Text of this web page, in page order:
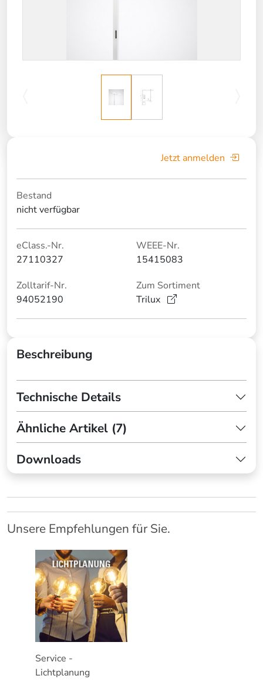
Jetzt anmelden
Bestand
nicht verfügbar
eClass.-Nr.
27110327
WEEE-Nr.
15415083
Zolltarif-Nr.
94052190
Zum Sortiment
Trilux
Beschreibung
Technische Details
Ähnliche Artikel (7)
Downloads
Unsere Empfehlungen für Sie.
Service -
Lichtplanung